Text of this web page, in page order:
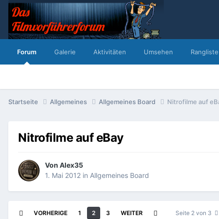
Forum Galerie Aktivitäten Umsehen Rangliste
Startseite Allgemeines Allgemeines Board Nitrofilme auf
Nitrofilme auf eBay
Von Alex35
1. Mai 2012 in Allgemeines Board
VORHERIGE 1 2 3 WEITER Seite 2 von 3